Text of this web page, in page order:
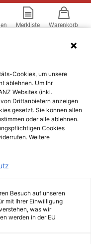
Merkliste Warenkorb
Cookies, um unsere
ablehnen. Um Ihr
Websites (inkl.
Drittanbietern anzeigen
gesetzt. Sie können allen
oder alle ablehnen.
Cookies
Weitere
Besuch auf unseren
mit Ihrer Einwilligung
was wir
werden in der EU